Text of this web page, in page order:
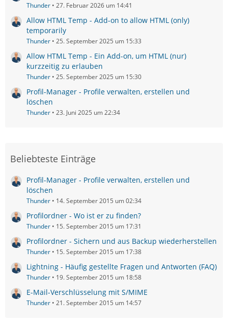
Thunder 27. Februar 2026 um 14:41
Allow HTML Temp - Add-on to allow HTML (only)
temporarily
Thunder 25. September 2025 um 15:33
Allow HTML Temp - Ein Add-on, um HTML (nur)
kurzzeitig zu erlauben
Thunder 25. September 2025 um 15:30
Profil-Manager - Profile verwalten, erstellen und
löschen
Thunder 23. Juni 2025 um 22:34
Beliebteste Einträge
Profil-Manager - Profile verwalten, erstellen und
löschen
Thunder 14. September 2015 um 02:34
Profilordner - Wo ist er zu finden?
Thunder 15. September 2015 um 17:31
Profilordner - Sichern und aus Backup wiederherstellen
Thunder 15. September 2015 um 17:38
Lightning - Häufig gestellte Fragen und Antworten (FAQ)
Thunder 19. September 2015 um 18:58
E-Mail-Verschlüsselung mit S/MIME
Thunder 21. September 2015 um 14:57